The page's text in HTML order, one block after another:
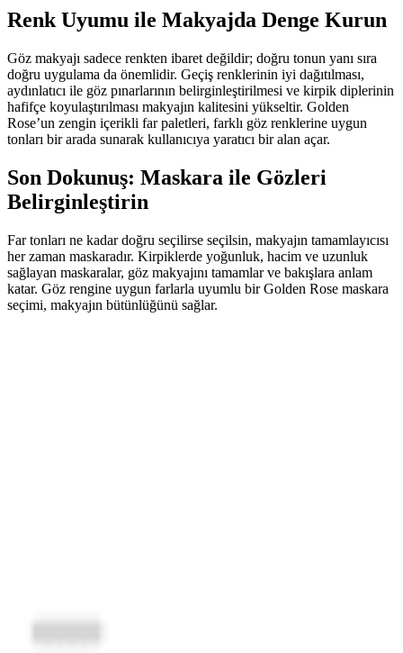
Renk Uyumu ile Makyajda Denge Kurun
Göz makyajı sadece renkten ibaret değildir; doğru tonun yanı sıra
doğru uygulama da önemlidir. Geçiş renklerinin iyi dağıtılması,
aydınlatıcı ile göz pınarlarının belirginleştirilmesi ve kirpik diplerinin
hafifçe koyulaştırılması makyajın kalitesini yükseltir. Golden
Rose’un zengin içerikli far paletleri, farklı göz renklerine uygun
tonları bir arada sunarak kullanıcıya yaratıcı bir alan açar.
Son Dokunuş: Maskara ile Gözleri
Belirginleştirin
Far tonları ne kadar doğru seçilirse seçilsin, makyajın tamamlayıcısı
her zaman maskaradır. Kirpiklerde yoğunluk, hacim ve uzunluk
sağlayan maskaralar, göz makyajını tamamlar ve bakışlara anlam
katar. Göz rengine uygun farlarla uyumlu bir Golden Rose maskara
seçimi, makyajın bütünlüğünü sağlar.